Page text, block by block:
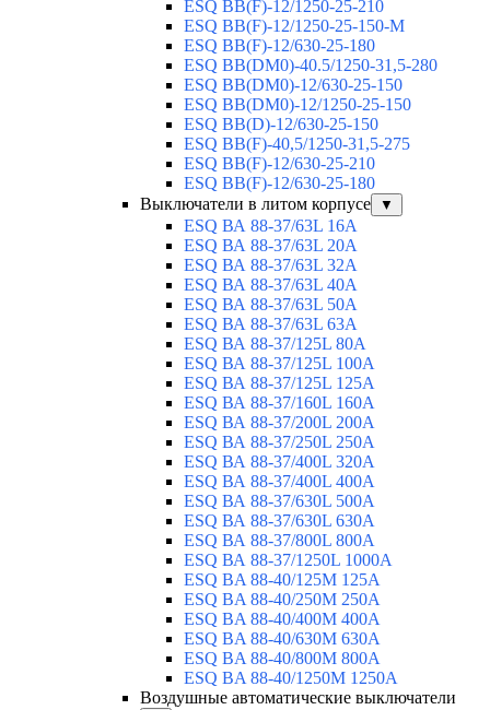
ESQ ВВ(F)-12/1250-25-210
ESQ ВВ(F)-12/1250-25-150-М
ESQ BB(F)-12/630-25-180
ESQ ВВ(DM0)-40.5/1250-31,5-280
ESQ ВВ(DM0)-12/630-25-150
ESQ ВВ(DM0)-12/1250-25-150
ESQ BB(D)-12/630-25-150
ESQ ВВ(F)-40,5/1250-31,5-275
ESQ ВВ(F)-12/630-25-210
ESQ ВВ(F)-12/630-25-180
Выключатели в литом корпусе
▼
ESQ ВА 88-37/63L 16A
ESQ ВА 88-37/63L 20A
ESQ ВА 88-37/63L 32A
ESQ ВА 88-37/63L 40A
ESQ ВА 88-37/63L 50A
ESQ ВА 88-37/63L 63A
ESQ ВА 88-37/125L 80A
ESQ ВА 88-37/125L 100A
ESQ ВА 88-37/125L 125A
ESQ ВА 88-37/160L 160A
ESQ ВА 88-37/200L 200A
ESQ ВА 88-37/250L 250A
ESQ ВА 88-37/400L 320A
ESQ ВА 88-37/400L 400A
ESQ ВА 88-37/630L 500A
ESQ ВА 88-37/630L 630A
ESQ ВА 88-37/800L 800A
ESQ ВА 88-37/1250L 1000A
ESQ BA 88-40/125M 125A
ESQ BA 88-40/250M 250A
ESQ BA 88-40/400M 400A
ESQ BA 88-40/630М 630A
ESQ BA 88-40/800M 800A
ESQ BA 88-40/1250М 1250A
Воздушные автоматические выключатели